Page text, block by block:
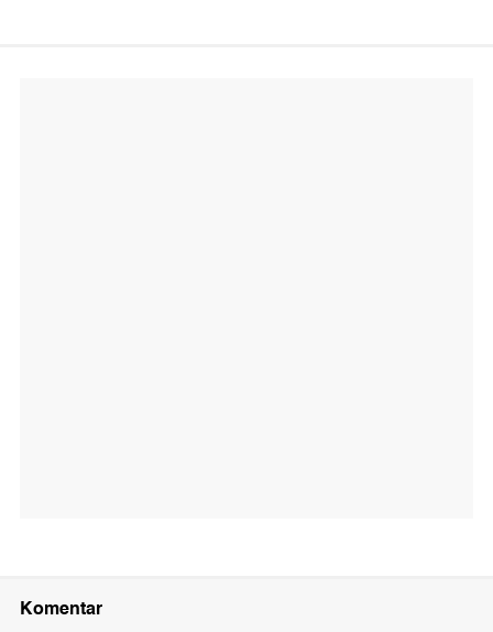
Komentar